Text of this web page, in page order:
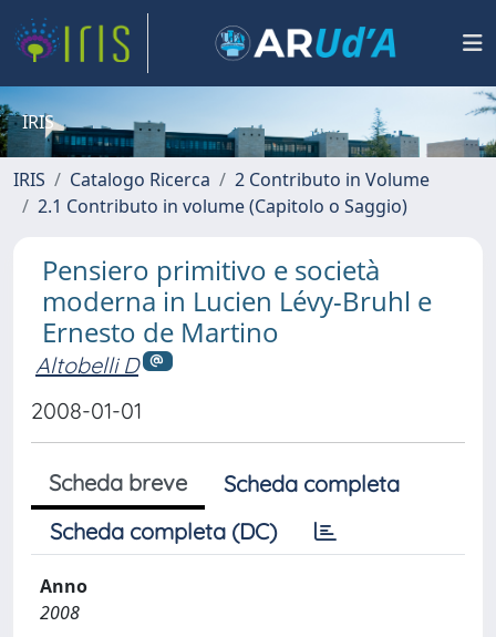
IRIS
IRIS Catalogo Ricerca
2 Contributo in Volume
2.1 Contributo in volume (Capitolo o Saggio)
Pensiero primitivo e società
moderna in Lucien Lévy-Bruhl e
Ernesto de Martino
Altobelli D
2008-01-01
Scheda breve
Scheda completa
Scheda completa (DC)
Anno
2008